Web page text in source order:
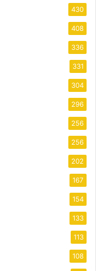
430
408
336
331
304
296
256
256
202
167
154
133
113
108